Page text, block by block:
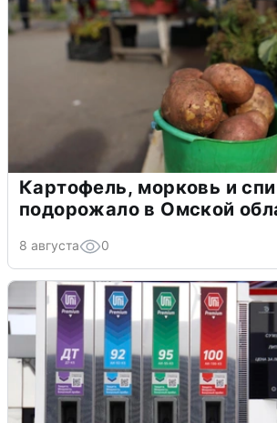
Картофель, морковь и
подорожало в Омской
8 августа 0